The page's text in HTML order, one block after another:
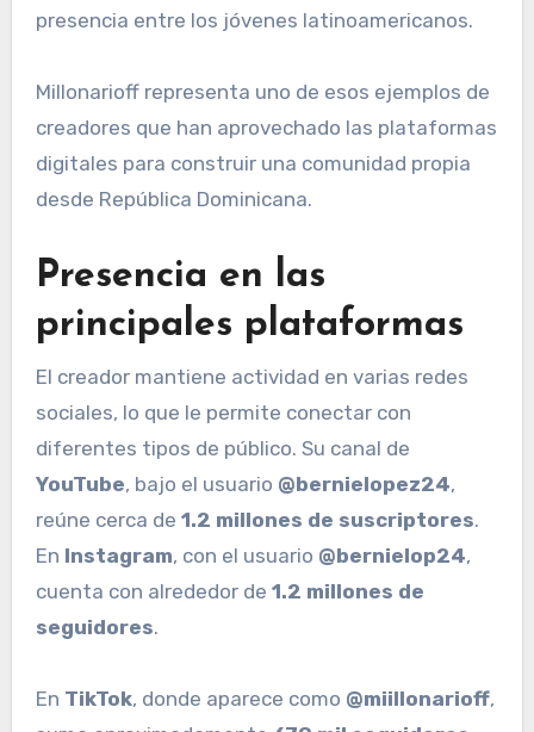
presencia entre los jóvenes latinoamericanos.
Millonarioff representa uno de esos ejemplos de
creadores que han aprovechado las plataformas
digitales para construir una comunidad propia
desde República Dominicana.
Presencia en las
principales plataformas
El creador mantiene actividad en varias redes
sociales, lo que le permite conectar con
diferentes tipos de público. Su canal de
YouTube, bajo el usuario @bernielopez24,
reúne cerca de 1.2 millones de suscriptores.
En Instagram, con el usuario @bernielop24,
cuenta con alrededor de 1.2 millones de
seguidores.
En TikTok, donde aparece como @miillonarioff,